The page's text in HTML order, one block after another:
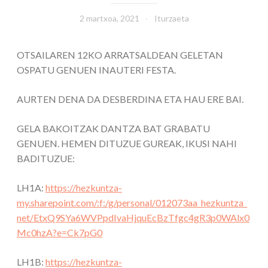
2 martxoa, 2021 Iturzaeta
OTSAILAREN 12KO ARRATSALDEAN GELETAN
OSPATU GENUEN INAUTERI FESTA.
AURTEN DENA DA DESBERDINA ETA HAU ERE BAI.
GELA BAKOITZAK DANTZA BAT GRABATU
GENUEN. HEMEN DITUZUE GUREAK, IKUSI NAHI
BADITUZUE:
LH1A: https://hezkuntza-
my.sharepoint.com/:f:/g/personal/012073aa_hezkuntza_
net/EtxQ9SYa6WVPpdIvaHjquEcBzTfgc4gR3p0WAlx0
Mc0hzA?e=Ck7pG0
LH1B: https://hezkuntza-